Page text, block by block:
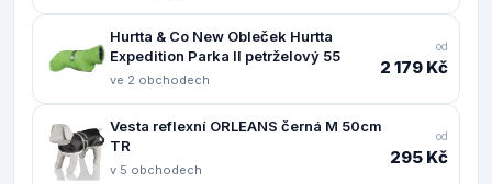
Hurtta & Co New Obleček Hurtta
Expedition Parka II petrželový 55
ve 2 obchodech
od
2 179 Kč
Vesta reflexní ORLEANS černá M 50cm
TR
v 5 obchodech
od
295 Kč